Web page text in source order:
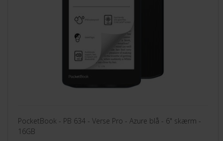
PocketBook - PB 634 - Verse Pro - Azure blå - 6" skærm -
16GB